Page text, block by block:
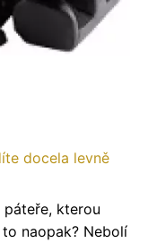
docela levně
kterou
naopak? Nebolí